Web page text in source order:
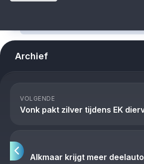
Archief
VOLGENDE
Vonk pakt zilver tijdens EK
Alkmaar krijgt meer